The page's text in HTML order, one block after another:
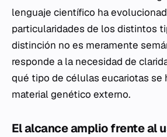
lenguaje científico ha
particularidades de los distintos
distinción no es meramente
responde a la necesidad de
qué tipo de células eucariotas se
material genético externo.
El alcance amplio frente al